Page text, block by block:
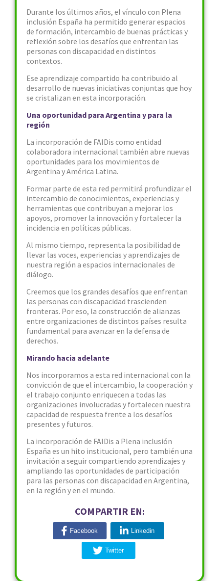
Durante los últimos años, el vínculo con Plena
inclusión España ha permitido generar espacios
de formación, intercambio de buenas prácticas y
reflexión sobre los desafíos que enfrentan las
personas con discapacidad en distintos
contextos.
Ese aprendizaje compartido ha contribuido al
desarrollo de nuevas iniciativas conjuntas que hoy
se cristalizan en esta incorporación.
Una oportunidad para Argentina y para la
región
La incorporación de FAIDis como entidad
colaboradora internacional también abre nuevas
oportunidades para los movimientos de
Argentina y América Latina.
Formar parte de esta red permitirá profundizar el
intercambio de conocimientos, experiencias y
herramientas que contribuyan a mejorar los
apoyos, promover la innovación y fortalecer la
incidencia en políticas públicas.
Al mismo tiempo, representa la posibilidad de
llevar las voces, experiencias y aprendizajes de
nuestra región a espacios internacionales de
diálogo.
Creemos que los grandes desafíos que enfrentan
las personas con discapacidad trascienden
fronteras. Por eso, la construcción de alianzas
entre organizaciones de distintos países resulta
fundamental para avanzar en la defensa de
derechos.
Mirando hacia adelante
Nos incorporamos a esta red internacional con la
convicción de que el intercambio, la cooperación y
el trabajo conjunto enriquecen a todas las
organizaciones involucradas y fortalecen nuestra
capacidad de respuesta frente a los desafíos
presentes y futuros.
La incorporación de FAIDis a Plena inclusión
España es un hito institucional, pero también una
invitación a seguir compartiendo aprendizajes y
ampliando las oportunidades de participación
para las personas con discapacidad en Argentina,
en la región y en el mundo.
COMPARTIR EN:
Facebook Linkedin
Twitter